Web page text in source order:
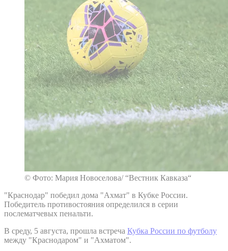
© Фото: Мария Новоселова/ “Вестник Кавказа“
"Краснодар" победил дома "Ахмат" в Кубке России.
Победитель противостояния определился в серии
послематчевых пенальти.
В среду, 5 августа, прошла встреча Кубка России по футболу
между "Краснодаром" и "Ахматом".